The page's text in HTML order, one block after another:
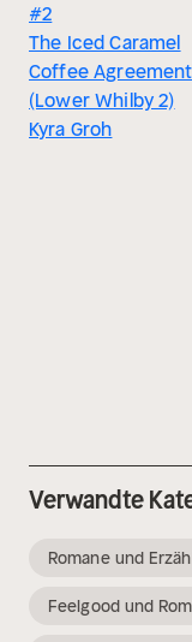
#2
The Iced Caramel
Coffee Agreement
(Lower Whilby 2)
Kyra Groh
Verwandte
Romane und
Feelgood und